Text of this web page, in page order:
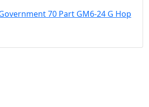
70 Part GM6-24 G Hop